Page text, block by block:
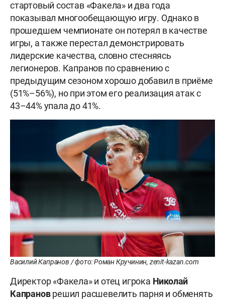
стартовый состав «Факела» и два года
показывал многообещающую игру. Однако в
прошедшем чемпионате он потерял в качестве
игры, а также перестал демонстрировать
лидерские качества, словно стесняясь
легионеров. Капранов по сравнению с
предыдущим сезоном хорошо добавил в приёме
(51%–56%), но при этом его реализация атак с
43–44% упала до 41%.
Василий Капранов / фото: Роман Кручинин, zenit-kazan.com
Директор «Факела» и отец игрока Николай
Капрановрешил расшевелить парня и обменять